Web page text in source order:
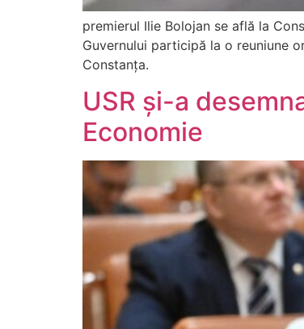
premierul Ilie Bolojan se află la
Guvernului participă la o reuniune
Constanța.
USR și-a
Economie